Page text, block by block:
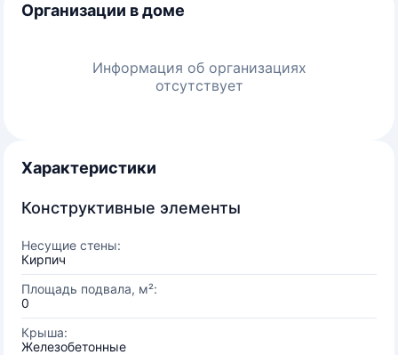
Организации в доме
Информация об организациях
отсутствует
Характеристики
Конструктивные элементы
Несущие стены:
Кирпич
Площадь подвала, м²:
0
Крыша:
Железобетонные